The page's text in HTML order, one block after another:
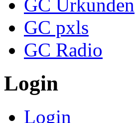
GC Urkunden
GC pxls
GC Radio
Login
Login